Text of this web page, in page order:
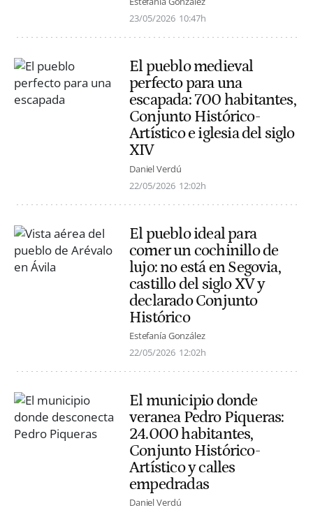
23/05/2026 10:47h
El pueblo medieval
perfecto para una
escapada: 700 habitantes,
Conjunto Histórico-
Artístico e iglesia del siglo
XIV
Daniel Verdú
22/05/2026 12:02h
El pueblo ideal para
comer un cochinillo de
lujo: no está en Segovia,
castillo del siglo XV y
declarado Conjunto
Histórico
Estefanía González
22/05/2026 12:02h
El municipio donde
veranea Pedro Piqueras:
24.000 habitantes,
Conjunto Histórico-
Artístico y calles
empedradas
Daniel Verdú